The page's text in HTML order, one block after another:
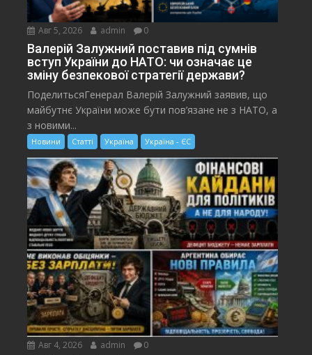
Авг 5, 2026 admin 0
Валерій Залужний поставив під сумнів
вступ України до НАТО: чи означає це
зміну безпекової стратегії держави?
ПоделитьсяГенерал Валерій Залужний заявив, що
майбутнє України може бути пов’язане не з НАТО, а
з новими...
Новини Статті Україна Україна - ЄС
Авг 4, 2026 admin 0